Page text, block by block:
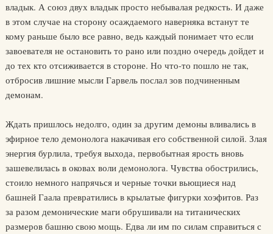
владык. А союз двух владык просто небывалая редкость. И даже
в этом случае на сторону осаждаемого наверняка встанут те
кому раньше было все равно, ведь каждый понимает что если
завоевателя не остановить то рано или поздно очередь дойдет и
до тех кто отсиживается в стороне. Но что-то пошло не так,
отбросив лишние мысли Гарвель послал зов подчиненным
демонам.
Ждать пришлось недолго, один за другим демоны вливались в
эфирное тело демонолога накачивая его собственной силой. Злая
энергия бурлила, требуя выхода, первобытная ярость вновь
зашевелилась в оковах воли демонолога. Чувства обострились,
стоило немного напрячься и черные точки вьющиеся над
башней Гаала превратились в крылатые фигурки хоэфитов. Раз
за разом демонические маги обрушивали на титанических
размеров башню свою мощь. Едва ли им по силам справиться с